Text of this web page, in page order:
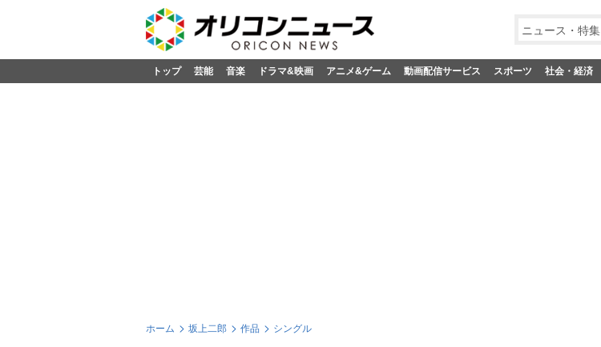
ニュース・特集
トップ 芸能 音楽 ドラマ&映画 アニメ&ゲーム 動画配信サービス スポーツ 社会・経済
ホーム 坂上二郎 作品 シングル